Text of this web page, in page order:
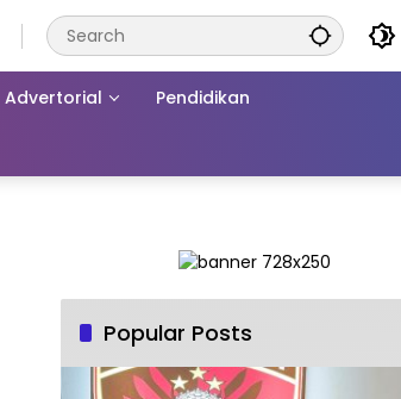
Advertorial Pendidikan
Popular Posts